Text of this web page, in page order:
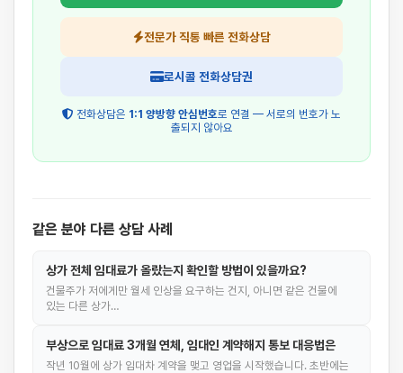
전문가 직통 빠른 전화상담
로시콜 전화상담권
전화상담은 1:1 양방향 안심번호로 연결 — 서로의 번호가 노
출되지 않아요
같은 분야 다른 상담 사례
상가 전체 임대료가 올랐는지 확인할 방법이 있을까요?
건물주가 저에게만 월세 인상을 요구하는 건지, 아니면 같은 건물에
있는 다른 상가…
부상으로 임대료 3개월 연체, 임대인 계약해지 통보 대응법은
작년 10월에 상가 임대차 계약을 맺고 영업을 시작했습니다. 초반에는